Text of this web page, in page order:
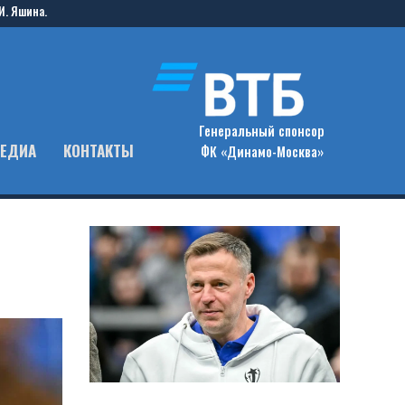
Яшина.
КОНТАКТЫ
Генеральный спонсор
ФК «Динамо-Москва»